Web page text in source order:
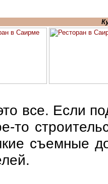
все. Если
то
съемные